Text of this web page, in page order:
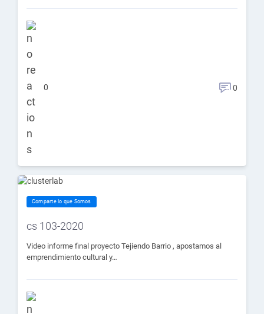
0 0
Comparte lo que Somos
cs 103-2020
Video informe final proyecto Tejiendo Barrio , apostamos al
emprendimiento cultural y…